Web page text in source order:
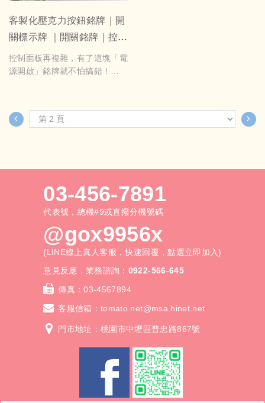
客製化壓克力按鈕銘牌｜開
關標示牌 ｜開關銘牌｜控制
面板識別標籤｜機台電箱指
示牌 可訂製尺寸文字
控制面板再複雜，有了這塊「電
源開啟」銘牌就不怕搞錯！
台與設備使用。
35x46.5mm壓克力銘牌+背膠
中尺寸（51～150 cm²）：2.5
大尺寸（151 cm²以上）：2.0
未達350元以350元計價
製稿費 NT$35 元起／稿（依內
容複雜度計算），製稿基本價
製稿費為客製排版與圖稿處理
費，一律外加計算；若提供完整
03-456-7891
代表號，總機#9或直撥分機號碼
@gox9956x
(LINE線上真人客服，快速回覆，點選立即加入)
意見反應．業務諮詢： 0922-566-645
傳真：03-4567894
客服信箱：tomato.net@msa.hinet.net
門市地址：桃園市中壢區普忠路867號